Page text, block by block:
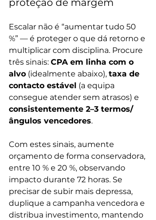
proteção de margem
Escalar não é “aumentar tudo 50
%” — é proteger o que dá retorno e
multiplicar com disciplina. Procure
três sinais: CPA em linha com o
alvo (idealmente abaixo), taxa de
contacto estável (a equipa
consegue atender sem atrasos) e
consistentemente 2–3 termos/
ângulos vencedores.
Com estes sinais, aumente
orçamento de forma conservadora,
entre 10 % e 20 %, observando
impacto durante 72 horas. Se
precisar de subir mais depressa,
duplique a campanha vencedora e
distribua investimento, mantendo